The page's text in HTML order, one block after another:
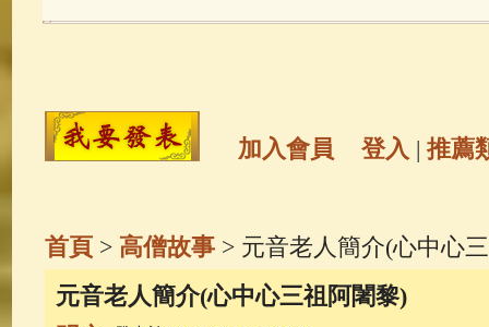
玉曆寶鈔(236) 地藏經(225)
高僧故事 (142) 放生護生 (133)
一切如來心秘密全身舍利寶篋印
加入會員 登入 | 推薦
首頁> 高僧故事> 元音老人簡介(心中心
元音老人簡介(心中心三祖阿闍黎)